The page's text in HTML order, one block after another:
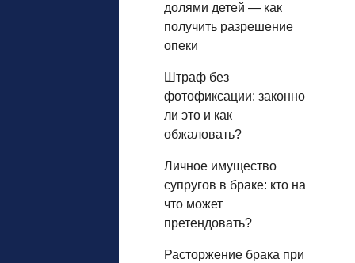
долями детей — как
получить разрешение
опеки
Штраф без
фотофиксации: законно
ли это и как
обжаловать?
Личное имущество
супругов в браке: кто на
что может
претендовать?
Расторжение брака при